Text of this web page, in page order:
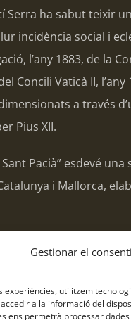
Gestionar el
experiències, utilitzem
a la informació del
ens permetrà processar
Serra ha sabut teixir
incidència social i
l’any 1883, de la
Concili Vaticà II,
a través
Pius XII.
Pacià” esdevé
i Mallorca,
FacebookTwitter